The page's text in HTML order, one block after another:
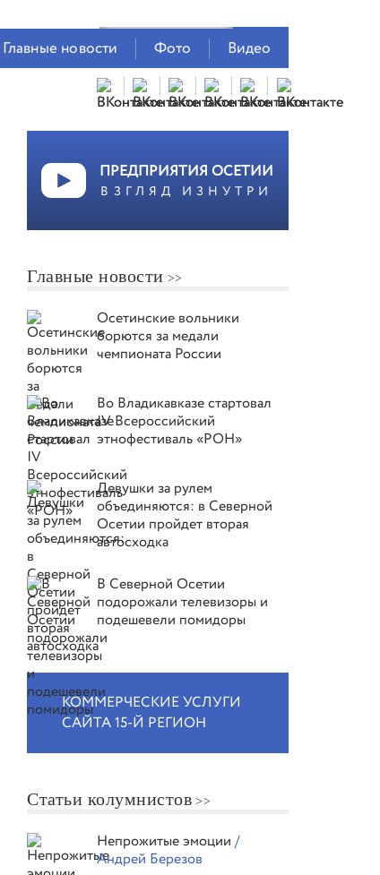
Главные новости Фото Видео
ПРЕДПРИЯТИЯ ОСЕТИИ
ВЗГЛЯД ИЗНУТРИ
Главные новости
Осетинские вольники
борются за медали
чемпионата России
Во Владикавказе стартовал
IV Всероссийский
этнофестиваль «РОН»
Девушки за рулем
объединяются: в Северной
Осетии пройдет вторая
автосходка
В Северной Осетии
подорожали телевизоры и
подешевели помидоры
КОММЕРЧЕСКИЕ УСЛУГИ
САЙТА 15-Й РЕГИОН
Статьи колумнистов
Непрожитые эмоции/
Андрей Березов